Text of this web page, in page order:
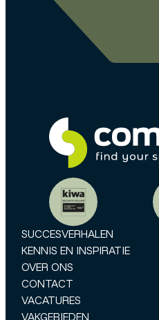
SUCCESVERHALEN
KENNIS EN INSPIRATIE
OVER ONS
CONTACT
VACATURES
VAKGEBIEDEN